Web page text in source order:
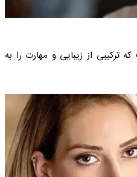
ترکیبی از زیبایی و مهارت را به